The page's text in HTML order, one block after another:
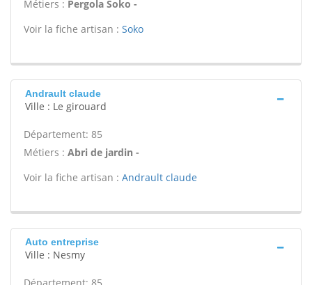
Métiers : Pergola Soko -
Voir la fiche artisan : Soko
Andrault claude
Ville : Le girouard
Département: 85
Métiers : Abri de jardin -
Voir la fiche artisan : Andrault claude
Auto entreprise
Ville : Nesmy